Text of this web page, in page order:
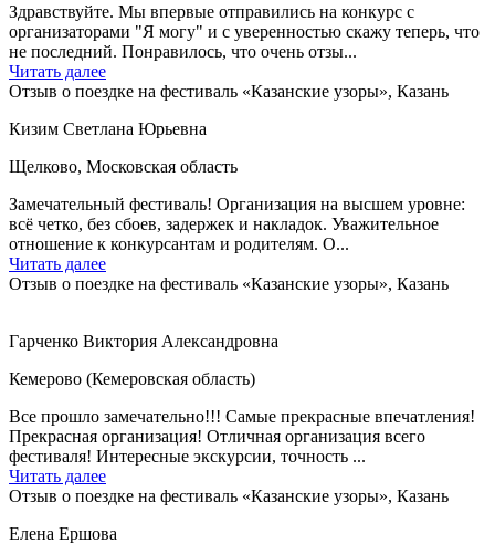
Здравствуйте. Мы впервые отправились на конкурс с
организаторами "Я могу" и с уверенностью скажу теперь, что
не последний. Понравилось, что очень отзы...
Читать далее
Отзыв о поездке на фестиваль «Казанские узоры», Казань
Кизим Светлана Юрьевна
Щелково, Московская область
Замечательный фестиваль! Организация на высшем уровне:
всё четко, без сбоев, задержек и накладок. Уважительное
отношение к конкурсантам и родителям. О...
Читать далее
Отзыв о поездке на фестиваль «Казанские узоры», Казань
Гарченко Виктория Александровна
Кемерово (Кемеровская область)
Все прошло замечательно!!! Самые прекрасные впечатления!
Прекрасная организация! Отличная организация всего
фестиваля! Интересные экскурсии, точность ...
Читать далее
Отзыв о поездке на фестиваль «Казанские узоры», Казань
Елена Ершова